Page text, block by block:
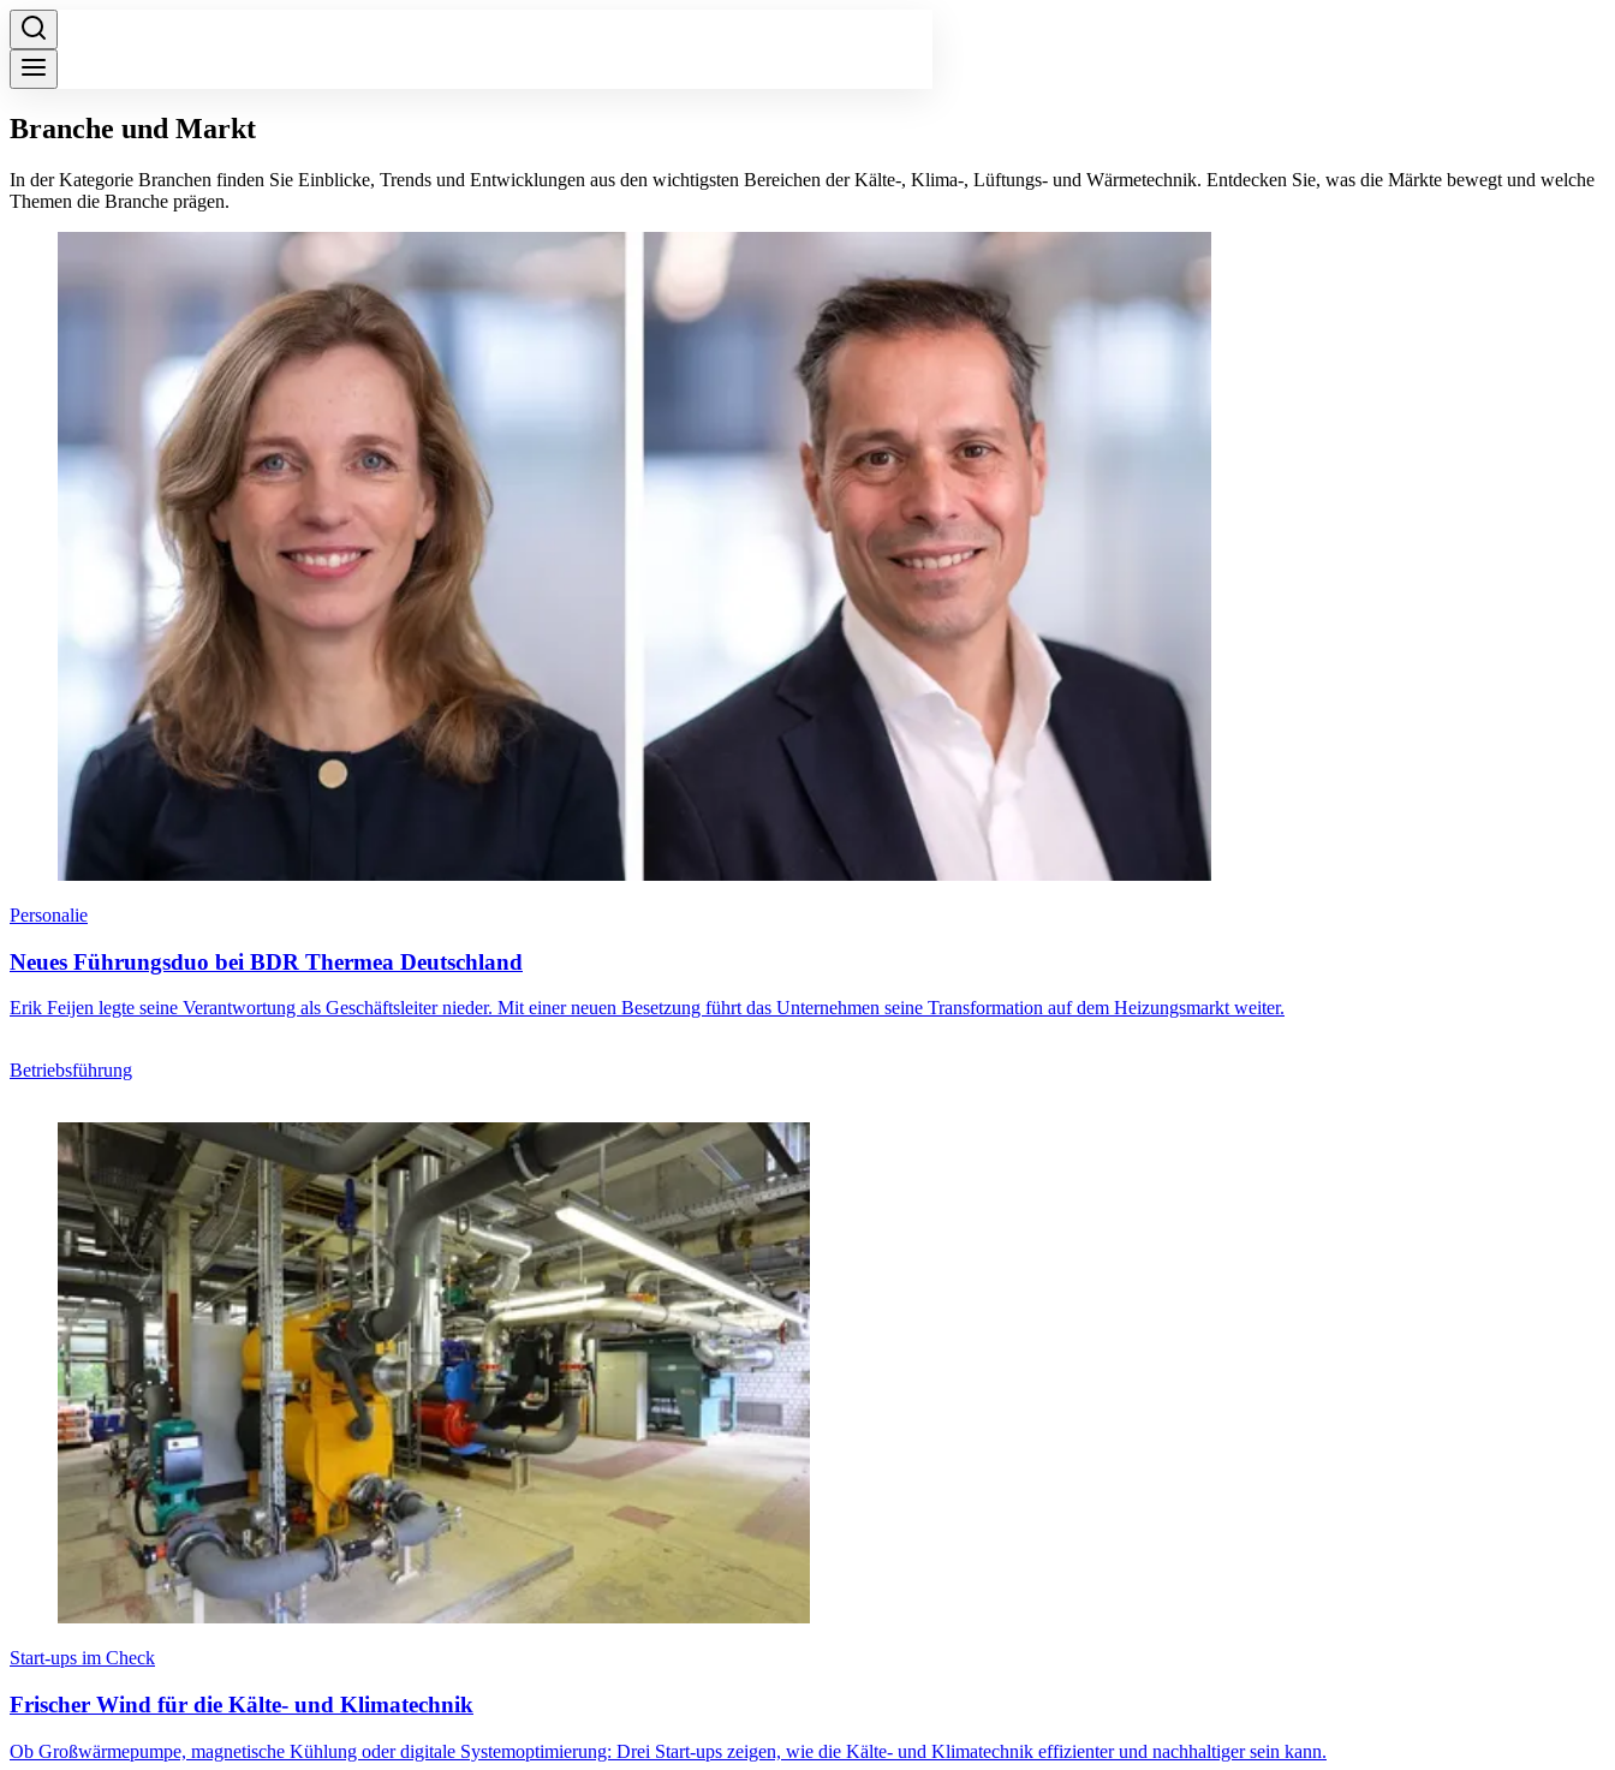
Branche und Markt
In der Kategorie Branchen finden Sie Einblicke, Trends und Entwicklungen aus den wichtigsten Bereichen der Kälte-, Klima-, Lüftungs- und Wärmetechnik. Entdecken Sie, was die Märkte bewegt und welche
Themen die Branche prägen.
Personalie
Neues Führungsduo bei BDR Thermea Deutschland
Erik Feijen legte seine Verantwortung als Geschäftsleiter nieder. Mit einer neuen Besetzung führt das Unternehmen seine Transformation auf dem Heizungsmarkt weiter.
Betriebsführung
Start-ups im Check
Frischer Wind für die Kälte- und Klimatechnik
Ob Großwärmepumpe, magnetische Kühlung oder digitale Systemoptimierung: Drei Start-ups zeigen, wie die Kälte- und Klimatechnik effizienter und nachhaltiger sein kann.